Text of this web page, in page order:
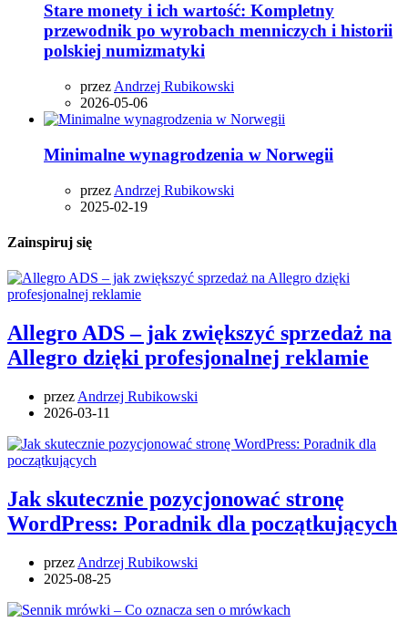
Stare monety i ich wartość: Kompletny
przewodnik po wyrobach menniczych i historii
polskiej numizmatyki
przez Andrzej Rubikowski
2026-05-06
Minimalne wynagrodzenia w Norwegii
przez Andrzej Rubikowski
2025-02-19
Zainspiruj się
Allegro ADS – jak zwiększyć sprzedaż na
Allegro dzięki profesjonalnej reklamie
przez Andrzej Rubikowski
2026-03-11
Jak skutecznie pozycjonować stronę
WordPress: Poradnik dla początkujących
przez Andrzej Rubikowski
2025-08-25